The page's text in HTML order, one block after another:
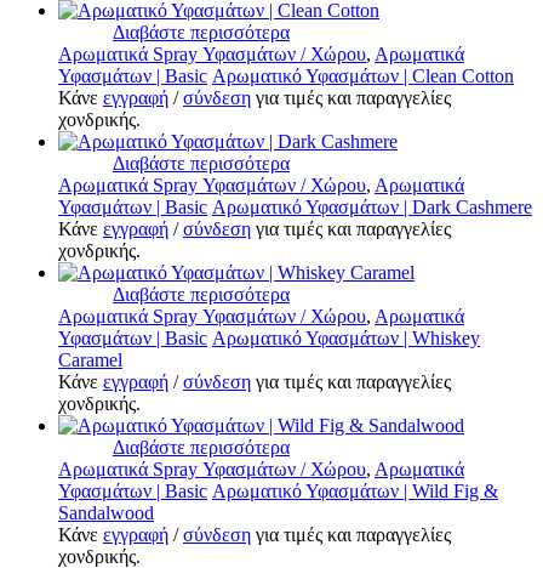
Διαβάστε περισσότερα
Αρωματικά Spray Υφασμάτων / Χώρου, Αρωματικά
Υφασμάτων | Basic Αρωματικό Υφασμάτων | Clean Cotton
Κάνε εγγραφή /σύνδεση για τιμές και παραγγελίες
χονδρικής.
Διαβάστε περισσότερα
Αρωματικά Spray Υφασμάτων / Χώρου, Αρωματικά
Υφασμάτων | Basic Αρωματικό Υφασμάτων | Dark Cashmere
Κάνε εγγραφή /σύνδεση για τιμές και παραγγελίες
χονδρικής.
Διαβάστε περισσότερα
Αρωματικά Spray Υφασμάτων / Χώρου, Αρωματικά
Υφασμάτων | Basic Αρωματικό Υφασμάτων | Whiskey
Caramel
Κάνε εγγραφή /σύνδεση για τιμές και παραγγελίες
χονδρικής.
Διαβάστε περισσότερα
Αρωματικά Spray Υφασμάτων / Χώρου, Αρωματικά
Υφασμάτων | Basic Αρωματικό Υφασμάτων | Wild Fig &
Sandalwood
Κάνε εγγραφή /σύνδεση για τιμές και παραγγελίες
χονδρικής.